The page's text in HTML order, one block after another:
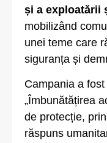
și a exploatării
mobilizând
unei teme care
siguranța și
Campania a
„Îmbunătățirea
de protecție,
răspuns